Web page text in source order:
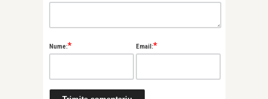
Nume:* Email:*